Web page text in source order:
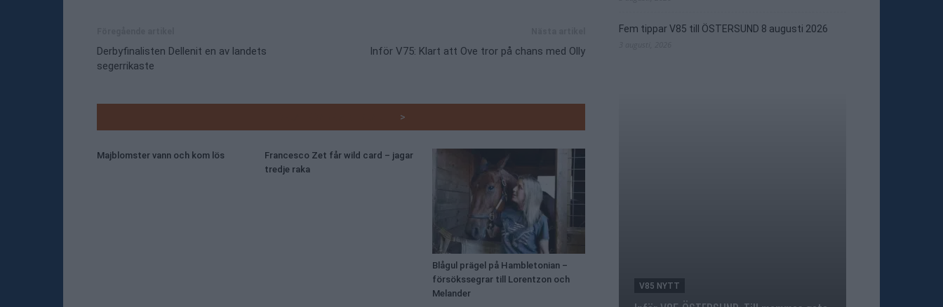
Derbyfinalisten Dellenit en av landets
segerrikaste
Inför V75: Klart att Ove tror på chans med Olly
>
Majblomster vann och kom lös
Francesco Zet får wild card – jagar
tredje raka
Blågul prägel på Hambletonian –
försökssegrar till Lorentzon och
Melander
Fem tippar V85 till ÖSTERSUND 8 augusti 2026
V85 NYTT